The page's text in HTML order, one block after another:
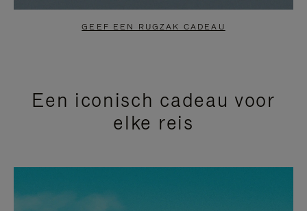
GEEF EEN RUGZAK CADEAU
Een iconisch cadeau voor
elke reis